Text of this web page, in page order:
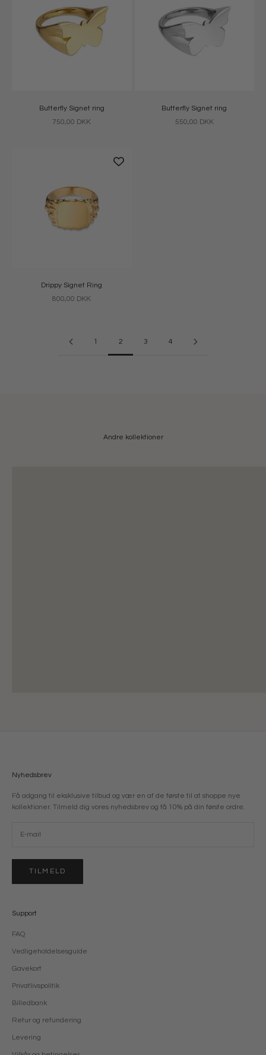
Butterfly Signet ring
Salgspris
750,00 DKK
Butterfly Signet ring
Salgspris
550,00 DKK
Drippy Signet Ring
Salgspris
800,00 DKK
1 2 3 4
Andre kollektioner
Nyhedsbrev
Få adgang til eksklusive tilbud og vær en af de første til at shoppe nye
kollektioner. Tilmeld dig vores nyhedsbrev og få 10% på din første ordre.
TILMELD
Support
FAQ
Vedligeholdelsesguide
Gavekort
Privatlivspolitik
Billedbank
Retur og refundering
Levering